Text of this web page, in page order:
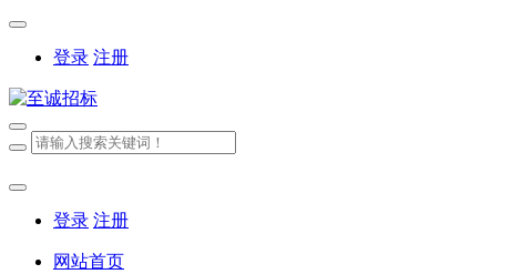
登录 注册
登录 注册
网站首页